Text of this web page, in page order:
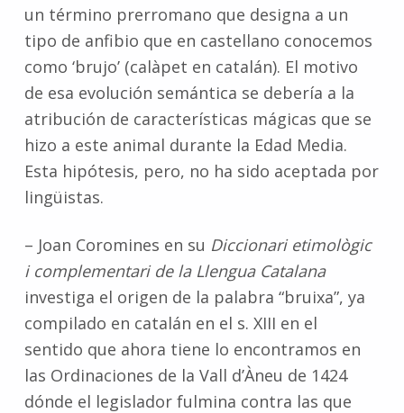
un término prerromano que designa a un
tipo de anfibio que en castellano conocemos
como ‘brujo’ (calàpet en catalán). El motivo
de esa evolución semántica se debería a la
atribución de características mágicas que se
hizo a este animal durante la Edad Media.
Esta hipótesis, pero, no ha sido aceptada por
lingüistas.
– Joan Coromines en su Diccionari etimològic
i complementari de la Llengua Catalana
investiga el origen de la palabra “bruixa”, ya
compilado en catalán en el s. XIII en el
sentido que ahora tiene lo encontramos en
las Ordinaciones de la Vall d’Àneu de 1424
dónde el legislador fulmina contra las que